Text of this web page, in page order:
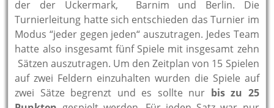
der der Uckermark, Barnim und Berlin. Die
Turnierleitung hatte sich entschieden das Turnier im
Modus “jeder gegen jeden“ auszutragen. Jedes Team
hatte also insgesamt fünf Spiele mit insgesamt zehn
Sätzen auszutragen. Um den Zeitplan von 15 Spielen
auf zwei Feldern einzuhalten wurden die Spiele auf
zwei Sätze begrenzt und es sollte nur bis zu 25